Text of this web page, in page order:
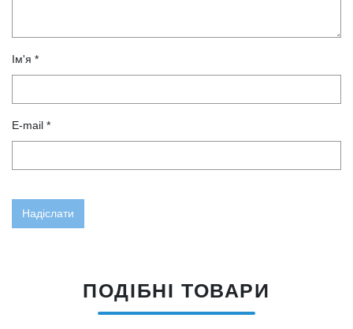
Ім'я *
E-mail *
ПОДІБНІ ТОВАРИ